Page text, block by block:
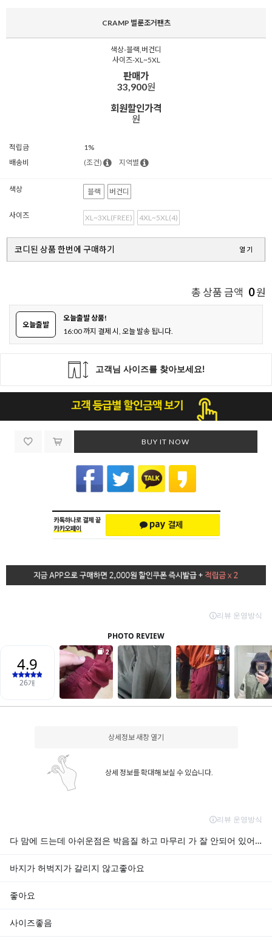
CRAMP 벌룬조거팬츠
색상-블랙,버건디
사이즈-XL~5XL
판매가
33,900원
회원할인가격
원
적립금
1%
배송비
(조건) 지역별
색상 블랙 버건디
사이즈 XL~3XL(FREE) 4XL~5XL(4)
코디된 상품 한번에 구매하기 열기
총 상품 금액 0원
오늘출발
오늘출발 상품!
16:00 까지 결제 시, 오늘 발송 됩니다.
BUY IT NOW
상세정보 새창 열기
상세 정보를 확대해 보실 수 있습니다.